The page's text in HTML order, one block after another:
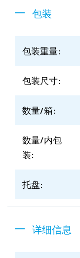
包装
包装重量:
包装尺寸:
数量/箱:
数量/内包
装:
托盘:
详细信息